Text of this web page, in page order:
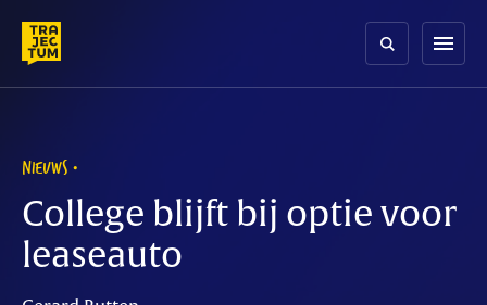
content
menu
NIEUWS
College blijft bij optie voor
leaseauto